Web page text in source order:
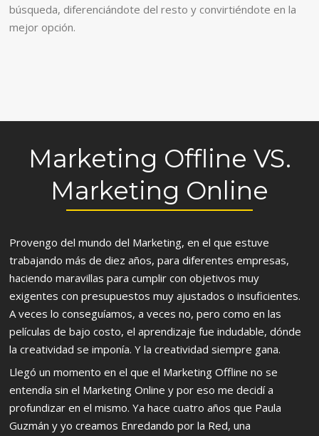
búsqueda, diferenciándote del resto y convirtiéndote en la
mejor opción.
Marketing Offline VS.
Marketing Online
Provengo del mundo del Marketing, en el que estuve
trabajando más de diez años, para diferentes empresas,
haciendo maravillas para cumplir con objetivos muy
exigentes con presupuestos muy ajustados o insuficientes.
A veces lo conseguíamos, a veces no, pero como en las
películas de bajo costo, el aprendizaje fue indudable, dónde
la creatividad se imponía. Y la creatividad siempre gana.
Llegó un momento en el que el Marketing Offline no se
entendía sin el Marketing Online y por eso me decidí a
profundizar en el mismo. Ya hace cuatro años que Paula
Guzmán y yo creamos Enredando por la Red, una